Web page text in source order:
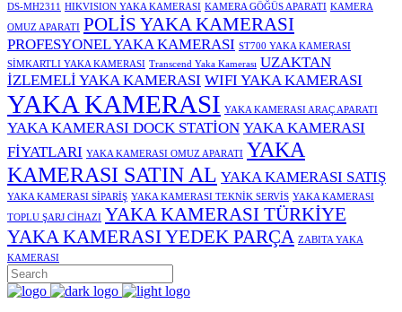
DS-MH2311
HIKVISION YAKA KAMERASI KAMERA GÖĞÜS APARATI KAMERA
OMUZ APARATI POLİS YAKA KAMERASI
PROFESYONEL YAKA KAMERASI ST700 YAKA KAMERASI
SİMKARTLI YAKA KAMERASI Transcend Yaka Kamerası UZAKTAN
İZLEMELİ YAKA KAMERASI WIFI YAKA KAMERASI
YAKA KAMERASI YAKA KAMERASI ARAÇ APARATI
YAKA KAMERASI DOCK STATİON YAKA KAMERASI
FİYATLARI YAKA KAMERASI OMUZ APARATI YAKA
KAMERASI SATIN AL YAKA KAMERASI SATIŞ
YAKA KAMERASI SİPARİŞ YAKA KAMERASI TEKNİK SERVİS YAKA KAMERASI
TOPLU ŞARJ CİHAZI YAKA KAMERASI TÜRKİYE
YAKA KAMERASI YEDEK PARÇA ZABITA YAKA
KAMERASI